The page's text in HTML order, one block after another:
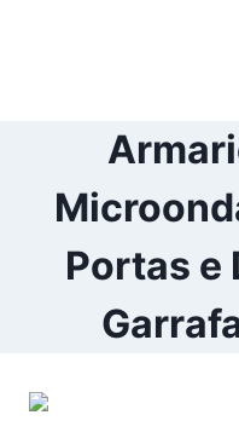
Portas e